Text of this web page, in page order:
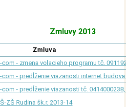
2013
Zmluva
- zmena volacieho programu tč.
- predĺženie viazanosti internet budova
- predĺženie viazanosti tč.
ZŠ Rudina šk.r. 2013-14